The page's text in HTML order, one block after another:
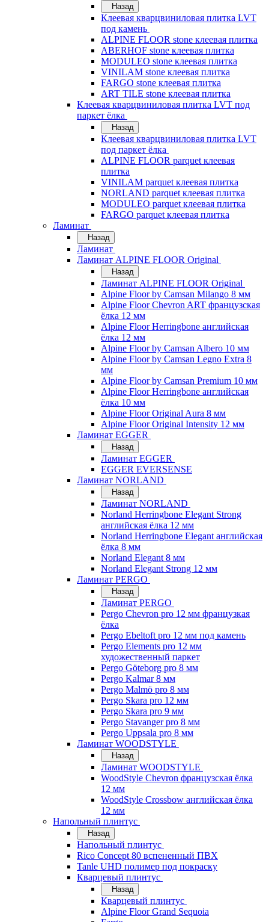
Назад
Клеевая кварцвиниловая плитка LVT
под камень
ALPINE FLOOR stone клеевая плитка
ABERHOF stone клеевая плитка
MODULEO stone клеевая плитка
VINILAM stone клеевая плитка
FARGO stone клеевая плитка
ART TILE stone клеевая плитка
Клеевая кварцвиниловая плитка LVT под
паркет ёлка
Назад
Клеевая кварцвиниловая плитка LVT
под паркет ёлка
ALPINE FLOOR parquet клеевая
плитка
VINILAM parquet клеевая плитка
NORLAND parquet клеевая плитка
MODULEO parquet клеевая плитка
FARGO parquet клеевая плитка
Ламинат
Назад
Ламинат
Ламинат ALPINE FLOOR Original
Назад
Ламинат ALPINE FLOOR Original
Alpine Floor by Camsan Milango 8 мм
Alpine Floor Chevron ART французская
ёлка 12 мм
Alpine Floor Herringbone английская
ёлка 12 мм
Alpine Floor by Camsan Albero 10 мм
Alpine Floor by Camsan Legno Extra 8
мм
Alpine Floor by Camsan Premium 10 мм
Alpine Floor Herringbone английская
ёлка 10 мм
Alpine Floor Original Aura 8 мм
Alpine Floor Original Intensity 12 мм
Ламинат EGGER
Назад
Ламинат EGGER
EGGER EVERSENSE
Ламинат NORLAND
Назад
Ламинат NORLAND
Norland Herringbone Elegant Strong
английская ёлка 12 мм
Norland Herringbone Elegant английская
ёлка 8 мм
Norland Elegant 8 мм
Norland Elegant Strong 12 мм
Ламинат PERGO
Назад
Ламинат PERGO
Pergo Chevron pro 12 мм французкая
ёлка
Pergo Ebeltoft pro 12 мм под камень
Pergo Elements pro 12 мм
художественный паркет
Pergo Göteborg pro 8 мм
Pergo Kalmar 8 мм
Pergo Malmö pro 8 мм
Pergo Skara pro 12 мм
Pergo Skara pro 9 мм
Pergo Stavanger pro 8 мм
Pergo Uppsala pro 8 мм
Ламинат WOODSTYLE
Назад
Ламинат WOODSTYLE
WoodStyle Chevron французская ёлка
12 мм
WoodStyle Crossbow английская ёлка
12 мм
Напольный плинтус
Назад
Напольный плинтус
Rico Concept 80 вспененный ПВХ
Tanle UHD полимер под покраску
Кварцевый плинтус
Назад
Кварцевый плинтус
Alpine Floor Grand Sequoia